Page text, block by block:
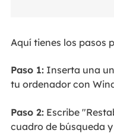
Aquí tienes los pasos
Paso 1:Inserta una
tu ordenador con
Paso 2:Escribe
cuadro de búsqueda